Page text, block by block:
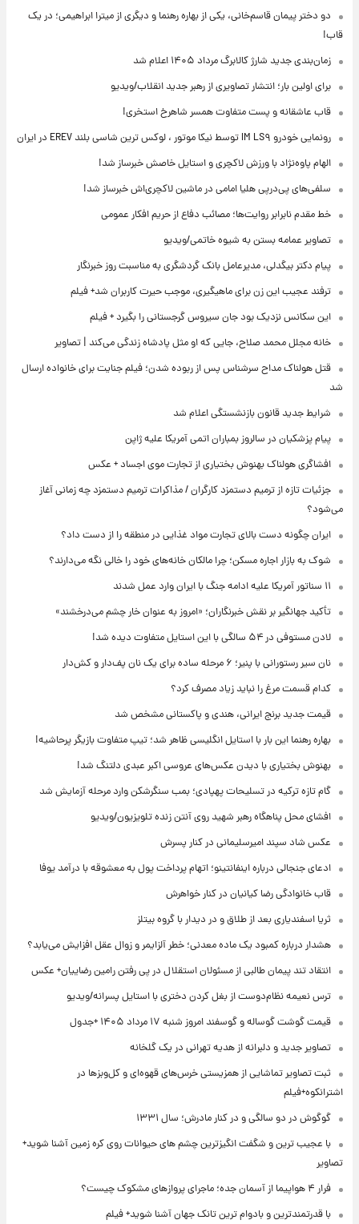
دو دختر پیمان قاسم‌خانی، یکی از بهاره رهنما و دیگری از میترا ابراهیمی؛ در یک
قاب!
زمان‌بندی جدید شارژ کالابرگ مرداد ۱۴۰۵ اعلام شد
برای اولین بار؛ انتشار تصاویری از رهبر جدید انقلاب/ویدیو
قاب عاشقانه و پست متفاوت همسر شاهرخ استخری!
رونمایی خودرو IM LS۹ توسط نیکا موتور ، لوکس ترین شاسی بلند EREV در ایران
الهام پاوه‌نژاد با ورزش لاکچری و استایل خاصش خبرساز شد!
سلفی‌های پی‌درپی هلیا امامی در ماشین لاکچری‌اش خبرساز شد!
خط مقدم نابرابر روایت‌ها؛ مصائب دفاع از حریم افکار عمومی
تصاویر عمامه بستن به شیوه خاتمی/ویدیو
پیام دکتر بیگدلی، مدیرعامل بانک گردشگری به مناسبت روز خبرنگار
ترفند عجیب این زن برای ماهیگیری، موجب حیرت کاربران شد+ فیلم
این سکانس نزدیک بود جان سیروس گرجستانی را بگیرد + فیلم
خانه مجلل محمد صلاح، جایی که او مثل پادشاه زندگی می‌کند | تصاویر
قتل هولناک مداح سرشناس پس از ربوده شدن؛ فیلم جنایت برای خانواده ارسال
شد
شرایط جدید قانون بازنشستگی اعلام شد
پیام پزشکیان در سالروز بمباران اتمی آمریکا علیه ژاپن
افشاگری هولناک بهنوش بختیاری از تجارت موی اجساد + عکس
جزئیات تازه از ترمیم دستمزد کارگران / مذاکرات ترمیم دستمزد چه زمانی آغاز
می‌شود؟
ایران چگونه دست بالای تجارت مواد غذایی در منطقه را از دست داد؟
شوک به بازار اجاره مسکن؛ چرا مالکان خانه‌های خود را خالی نگه می‌دارند؟
۱۱ سناتور آمریکا علیه ادامه جنگ با ایران وارد عمل شدند
تأکید جهانگیر بر نقش خبرنگاران؛ «امروز به عنوان خار چشم می‌درخشند»
لادن مستوفی در ۵۴ سالگی با این استایل متفاوت دیده شد!
نان سیر رستورانی با پنیر؛ ۶ مرحله ساده برای یک نان پف‌دار و کش‌دار
کدام قسمت مرغ را نباید زیاد مصرف کرد؟
قیمت جدید برنج ایرانی، هندی و پاکستانی مشخص شد
بهاره رهنما این بار با استایل انگلیسی ظاهر شد؛ تیپ متفاوت بازیگر پرحاشیه!
بهنوش بختیاری با دیدن عکس‌های عروسی اکبر عبدی دلتنگ شد!
گام تازه ترکیه در تسلیحات پهپادی؛ بمب سنگرشکن وارد مرحله آزمایش شد
افشای محل پناهگاه‌ رهبر شهید روی آنتن زنده تلویزیون/ویدیو
عکس شاد سپند امیرسلیمانی در کنار پسرش
ادعای جنجالی درباره اینفانتینو؛ اتهام پرداخت پول به معشوقه با درآمد یوفا
قاب خانوادگی رضا کیانیان در کنار خواهرش
ثریا اسفندیاری بعد از طلاق و در دیدار با گروه بیتلز
هشدار درباره کمبود یک ماده معدنی؛ خطر آلزایمر و زوال عقل افزایش می‌یابد؟
انتقاد تند پیمان طالبی از مسئولان استقلال در پی رفتن رامین رضاییان+ عکس
ترس نعیمه نظام‌دوست از بغل کردن دختری با استایل پسرانه/ویدیو
قیمت گوشت گوساله و گوسفند امروز شنبه ۱۷ مرداد ۱۴۰۵ +جدول
تصاویر جدید و دلبرانه از هدیه تهرانی در یک گلخانه
ثبت تصاویر تماشایی از همزیستی خرس‌های قهوه‌ای و کل‌وبزها در
اشترانکوه+فیلم
گوگوش در دو سالگی و در کنار مادرش؛ سال ۱۳۳۱
با عجیب ترین و شگفت انگیزترین چشم های حیوانات روی کره زمین آشنا شوید+
تصاویر
فرار ۴ هواپیما از آسمان جده؛ ماجرای پروازهای مشکوک چیست؟
با قدرتمندترین و بادوام ترین تانک جهان آشنا شوید+ فیلم